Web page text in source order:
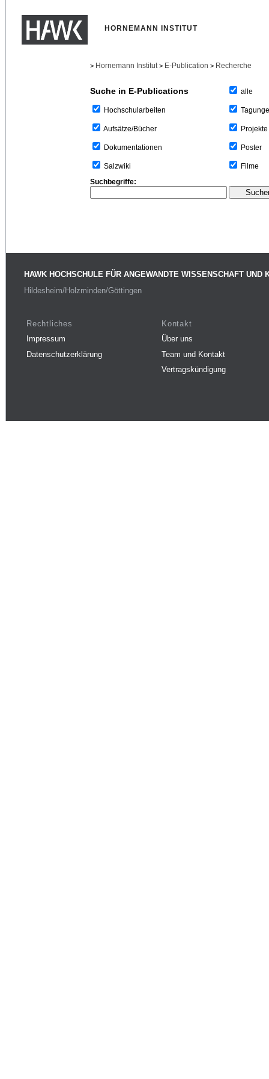
HORNEMANN INSTITUT
> Hornemann Institut > E-Publication > Recherche
Suche in E-Publications
Hochschularbeiten
Aufsätze/Bücher
Dokumentationen
Salzwiki
alle
Projekte
Poster
Filme
Suchbegriffe:
HAWK HOCHSCHULE FÜR ANGEWANDTE WISSENSCHAFT UND
Hildesheim/Holzminden/Göttingen
Rechtliches
Impressum
Datenschutzerklärung
Kontakt
Über uns
Team und Kontakt
Vertragskündigung